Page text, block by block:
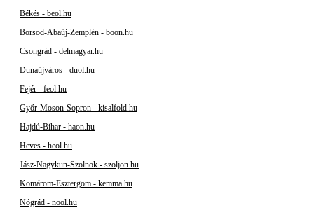
Békés - beol.hu
Borsod-Abaúj-Zemplén - boon.hu
Csongrád - delmagyar.hu
Dunaújváros - duol.hu
Fejér - feol.hu
Győr-Moson-Sopron - kisalfold.hu
Hajdú-Bihar - haon.hu
Heves - heol.hu
Jász-Nagykun-Szolnok - szoljon.hu
Komárom-Esztergom - kemma.hu
Nógrád - nool.hu